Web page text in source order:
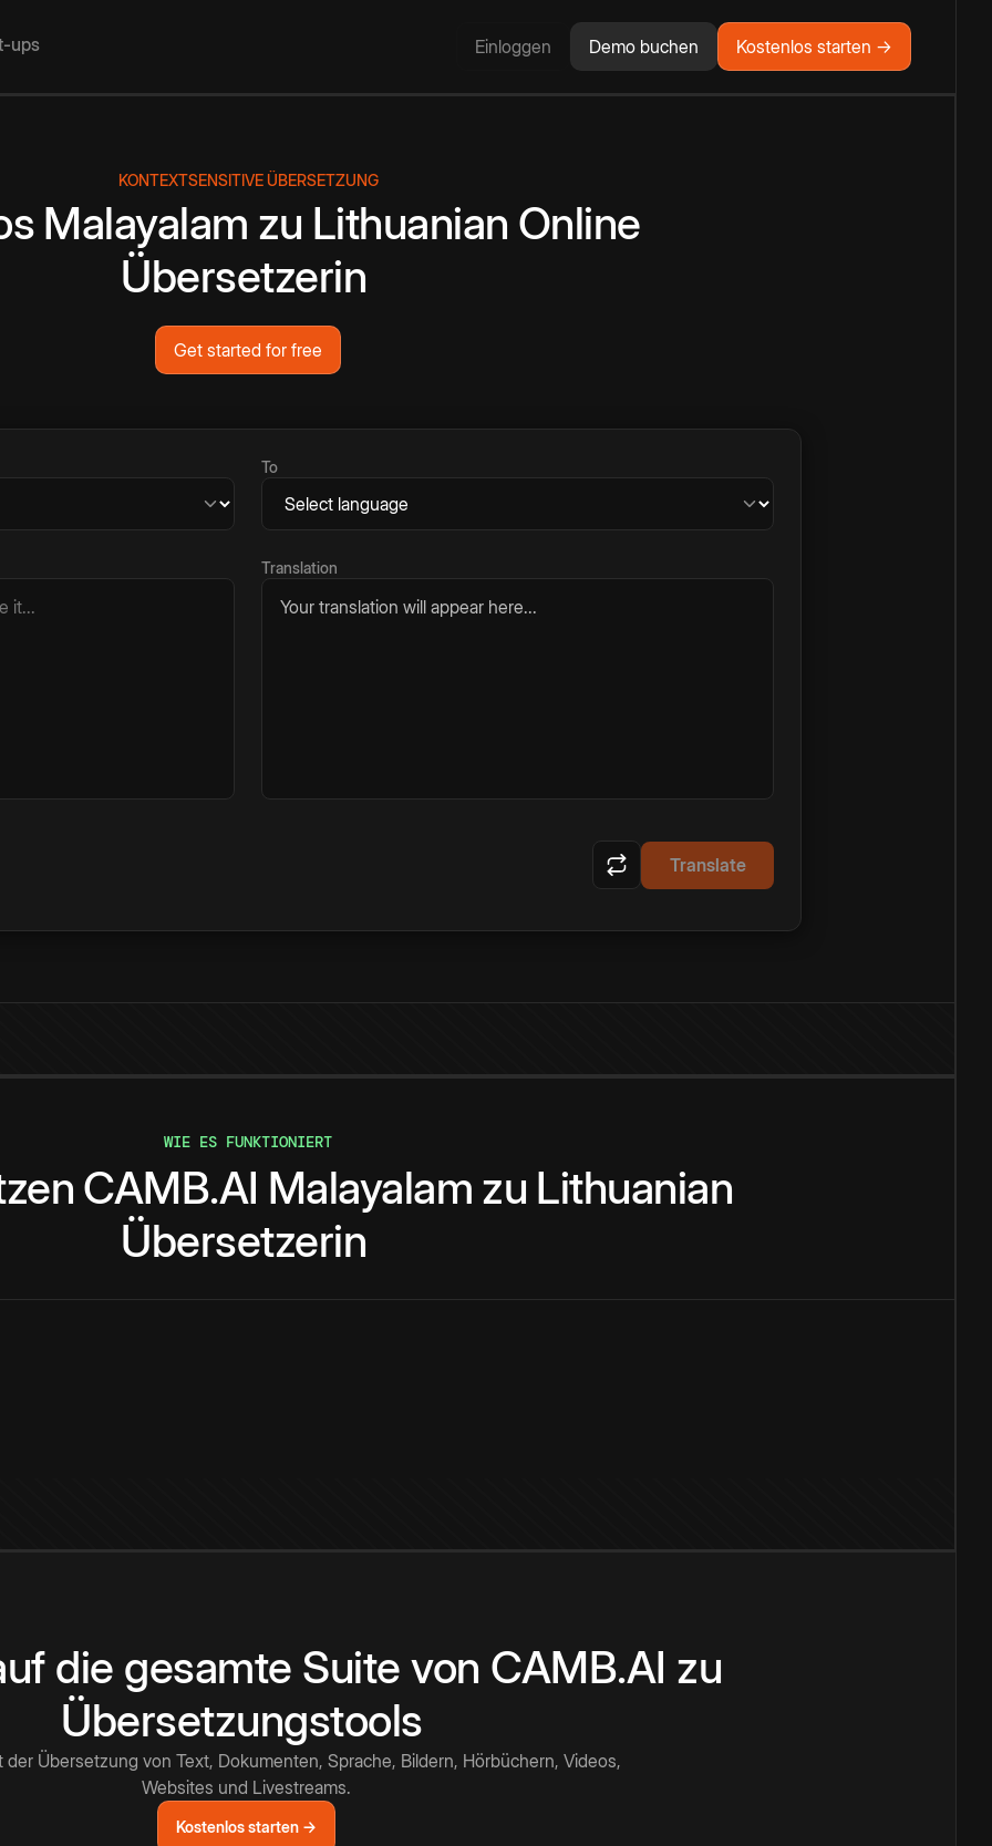
ups Einloggen Demo buchen Kostenlos starten →
KONTEXTSENSITIVE ÜBERSETZUNG
Malayalam zu Lithuanian Online
Übersetzerin
Get started for free
To
Translation
Your translation will appear here...
Translate
WIE ES FUNKTIONIERT
CAMB.AI Malayalam zu Lithuanian
Übersetzerin
die gesamte Suite von CAMB.AI zu
Übersetzungstools
der Übersetzung von Text, Dokumenten, Sprache, Bildern, Hörbüchern, Videos,
Websites und Livestreams.
Kostenlos starten →